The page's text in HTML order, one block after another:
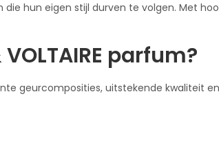
die hun eigen stijl durven te volgen. Met
parfum?
geurcomposities, uitstekende kwaliteit